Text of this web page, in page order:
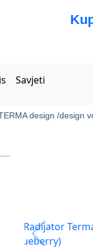
Savjeti
design /design